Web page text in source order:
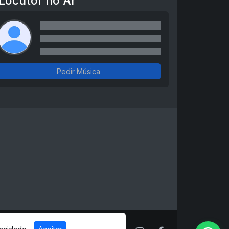
Pedir Música